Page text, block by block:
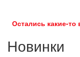
Остались какие-то
Новинки